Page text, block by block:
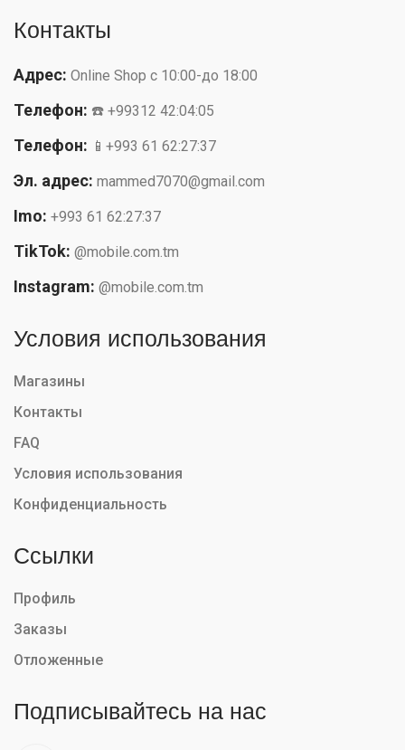
Контакты
Адрес: Online Shop с 10:00-до 18:00
Телефон: ☎️ +99312 42:04:05
Телефон: 📱+993 61 62:27:37
Эл. адрес: mammed7070@gmail.com
Imo: +993 61 62:27:37
TikTok: @mobile.com.tm
Instagram: @mobile.com.tm
Условия использования
Магазины
Контакты
FAQ
Условия использования
Конфиденциальность
Ссылки
Профиль
Заказы
Отложенные
Подписывайтесь на нас